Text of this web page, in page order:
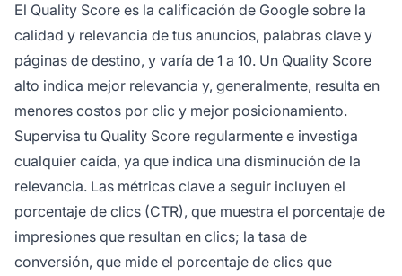
El Quality Score es la calificación de Google sobre la
calidad y relevancia de tus anuncios, palabras clave y
páginas de destino, y varía de 1 a 10. Un Quality Score
alto indica mejor relevancia y, generalmente, resulta en
menores costos por clic y mejor posicionamiento.
Supervisa tu Quality Score regularmente e investiga
cualquier caída, ya que indica una disminución de la
relevancia. Las métricas clave a seguir incluyen el
porcentaje de clics (CTR), que muestra el porcentaje de
impresiones que resultan en clics; la tasa de
conversión, que mide el porcentaje de clics que